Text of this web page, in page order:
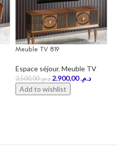
Meuble TV 819
Espace séjour, Meuble TV
د.م.3.500,00 د.م.2.900,00
Add to wishlist